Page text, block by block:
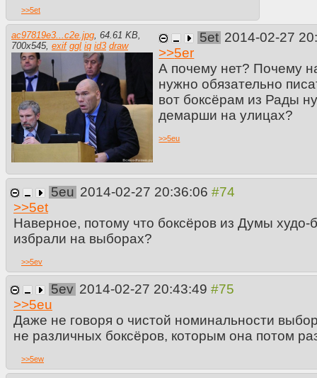
>>5et
ac97819e3...c2e.jpg 64.61 KB
700x545, exif ggl iq id3 draw
5et 2014-02-27
>>5er
А почему нет? Почему
нужно обязательно
вот боксёрам из Рады
демарши на улицах?
>>5eu
5eu 2014-02-27 20:36:06
>>5et
Наверное, потому что боксёров из Думы худо-
избрали на выборах?
>>5ev
5ev 2014-02-27 20:43:49
>>5eu
Даже не говоря о чистой номинальности
не различных боксёров, которым она потом
>>5ew